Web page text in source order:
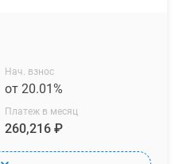
Нач. взнос
от 20.01%
Платеж в месяц
260,216 ₽